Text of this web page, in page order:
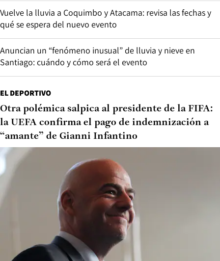
Vuelve la lluvia a Coquimbo y Atacama: revisa las fechas y
qué se espera del nuevo evento
Anuncian un “fenómeno inusual” de lluvia y nieve en
Santiago: cuándo y cómo será el evento
EL DEPORTIVO
Otra polémica salpica al presidente de la FIFA:
la UEFA confirma el pago de indemnización a
“amante” de Gianni Infantino